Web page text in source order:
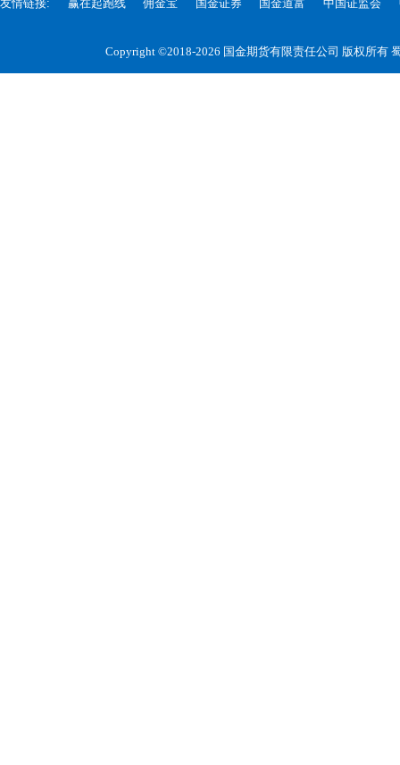
友情链接: 赢在起跑线 佣金宝 国金证券 国金道富 中国证监会
Copyright ©2018-2026 国金期货有限责任公司 版权所有